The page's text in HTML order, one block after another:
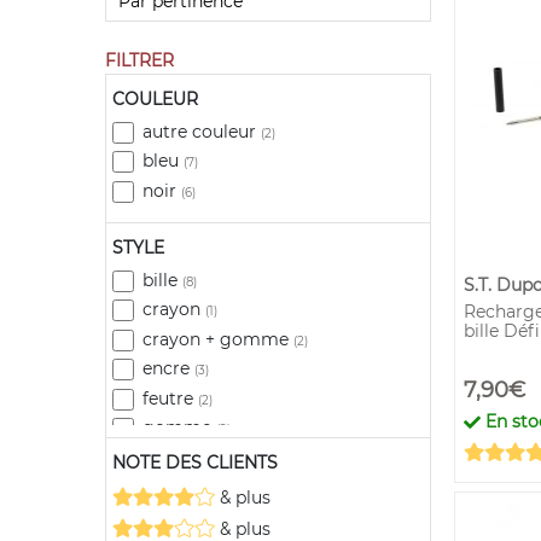
FILTRER
COULEUR
autre couleur (2)
bleu (7)
noir (6)
STYLE
bille (8)
crayon (1)
crayon + gomme (2)
encre (3)
feutre (2)
gomme (2)
roller(3)
NOTE DES CLIENTS
& plus
& plus
S.T.
bille
7,90€
En